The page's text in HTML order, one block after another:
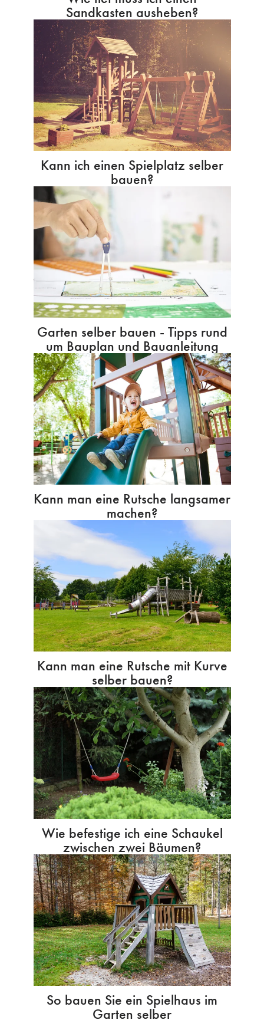
Sandkasten ausheben?
Kann ich einen Spielplatz selber
bauen?
Garten selber bauen - Tipps rund
um Bauplan und Bauanleitung
Kann man eine Rutsche langsamer
machen?
Kann man eine Rutsche mit Kurve
selber bauen?
Wie befestige ich eine Schaukel
zwischen zwei Bäumen?
So bauen Sie ein Spielhaus im
Garten selber